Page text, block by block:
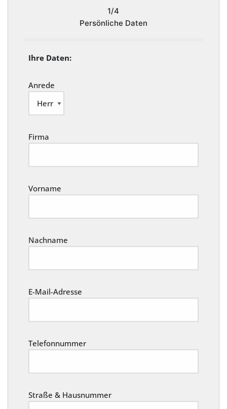
1/4
Persönliche Daten
Ihre Daten:
Anrede
Firma
Vorname
Nachname
E-Mail-Adresse
Telefonnummer
Straße & Hausnummer